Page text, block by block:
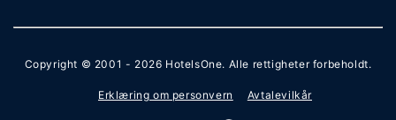
Copyright © 2001 - 2026 HotelsOne. Alle rettigheter forbeholdt.
Erklæring om personvern Avtalevilkår